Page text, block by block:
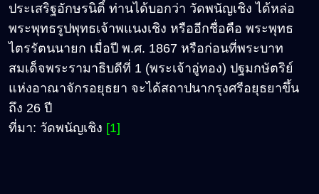
ประเสริฐอักษรนิติ์ ท่านได้บอกว่า วัดพนัญเชิง ได้หล่อ
พระพุทธรูปพุทธเจ้าพแนงเชิง หรืออีกชื่อคือ พระพุทธ
ไตรรัตนนายก เมื่อปี พ.ศ. 1867 หรือก่อนที่พระบาท
สมเด็จพระรามาธิบดีที่ 1 (พระเจ้าอู่ทอง) ปฐมกษัตริย์
แห่งอาณาจักรอยุธยา จะได้สถาปนากรุงศรีอยุธยาขึ้น
ถึง 26 ปี
ที่มา: วัดพนัญเชิง [1]